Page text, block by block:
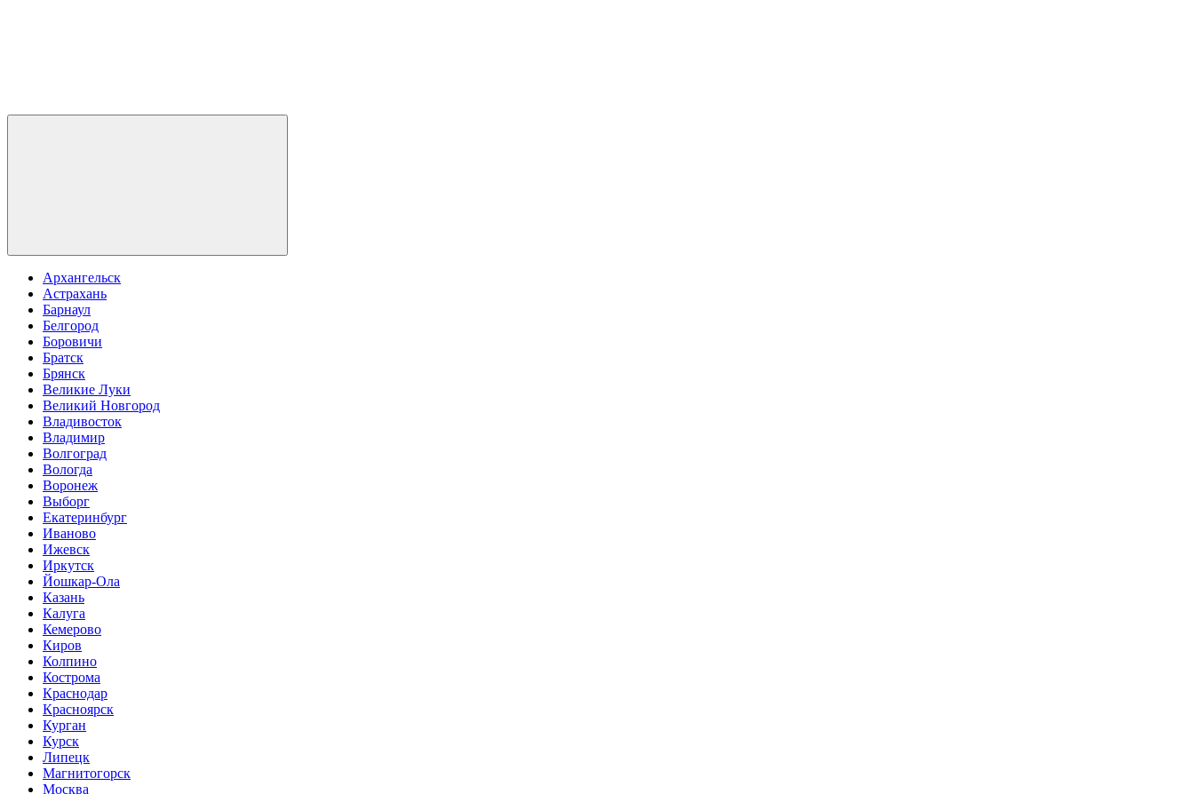
Архангельск
Астрахань
Барнаул
Белгород
Боровичи
Братск
Брянск
Великие Луки
Великий Новгород
Владивосток
Владимир
Волгоград
Вологда
Воронеж
Выборг
Екатеринбург
Иваново
Ижевск
Иркутск
Йошкар-Ола
Казань
Калуга
Кемерово
Киров
Колпино
Кострома
Краснодар
Красноярск
Курган
Курск
Липецк
Магнитогорск
Москва